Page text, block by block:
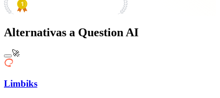
Alternativas a Question AI
🚀
Limbiks